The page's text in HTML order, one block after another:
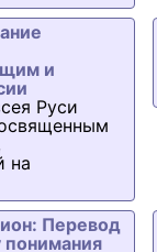
и
Руси
на
Перевод
понимания